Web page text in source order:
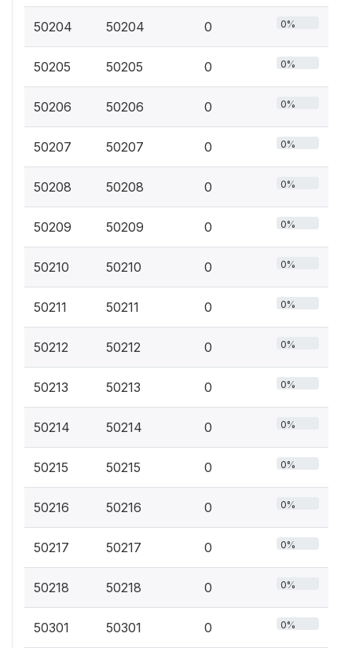
50204 50204 0 0%
50205 50205 0 0%
50206 50206 0 0%
50207 50207 0 0%
50208 50208 0 0%
50209 50209 0 0%
50210 50210 0 0%
50211 50211 0 0%
50212 50212 0 0%
50213 50213 0 0%
50214 50214 0 0%
50215 50215 0 0%
50216 50216 0 0%
50217 50217 0 0%
50218 50218 0 0%
50301 50301 0 0%